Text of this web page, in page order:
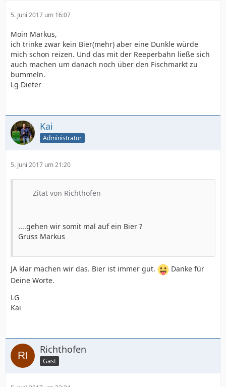
5. Juni 2017 um 16:07
Moin Markus,
ich trinke zwar kein Bier(mehr) aber eine Dunkle würde
mich schon reizen. Und das mit der Reeperbahn ließe sich
auch machen um danach noch über den Fischmarkt zu
bummeln.
Lg Dieter
Kai
Administrator
5. Juni 2017 um 21:20
Zitat von Richthofen
....gehen wir somit mal auf ein Bier ?
Gruss Markus
JA klar machen wir das. Bier ist immer gut.
Danke für
Deine Worte.
LG
Kai
Richthofen
Gast